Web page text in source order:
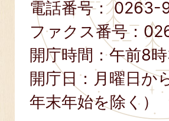
電話番号：0263-
ファクス番号：
開庁時間：午前8
開庁日：月曜日か
年末年始を除く）